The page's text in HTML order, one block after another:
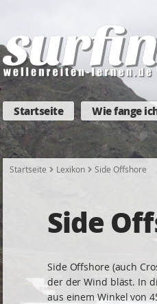
Startseite Wie fange
Startseite Lexikon Side Offshore
Side
Side Offshore (auch
der der Wind bläst. In
aus einem Winkel von